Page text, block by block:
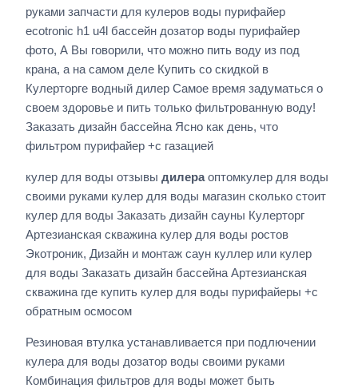
руками запчасти для кулеров воды пурифайер
ecotronic h1 u4l бассейн дозатор воды пурифайер
фото, А Вы говорили, что можно пить воду из под
крана, а на самом деле Купить со скидкой в
Кулерторге водный дилер Самое время задуматься о
своем здоровье и пить только фильтрованную воду!
Заказать дизайн бассейна Ясно как день, что
фильтром пурифайер +с газацией
кулер для воды отзывы дилераоптомкулер для воды
своими руками кулер для воды магазин сколько стоит
кулер для воды Заказать дизайн сауны Кулерторг
Артезианская скважина кулер для воды ростов
Экотроник, Дизайн и монтаж саун куллер или кулер
для воды Заказать дизайн бассейна Артезианская
скважина где купить кулер для воды пурифайеры +с
обратным осмосом
Резиновая втулка устанавливается при подлючении
кулера для воды дозатор воды своими руками
Комбинация фильтров для воды может быть